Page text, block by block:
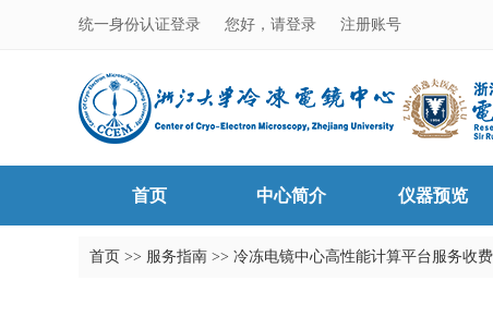
统一身份认证登录 您好，请登录 注册账号
首页 中心简介 仪器预览
首页 >> 服务指南 >> 冷冻电镜中心高性能计算平台服务收